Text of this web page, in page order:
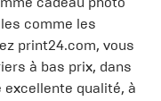
comme les
print24.com, vous
à bas prix, dans
qualité, à